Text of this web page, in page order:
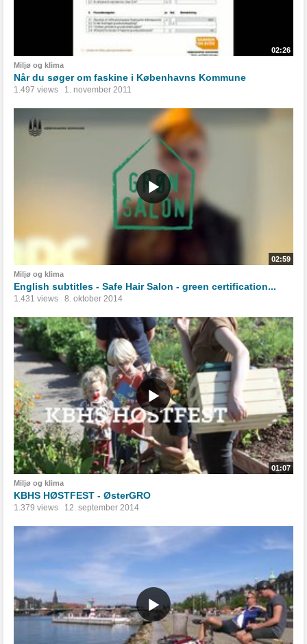
02:26
Miljø og klima
Når du søger om faskine i Københavns Kommune
1.497 views 1. november 2011
02:59
Miljø og klima
English subtitles - Safe Hair Salon - green certification...
1.431 views 8. oktober 2014
01:07
Miljø og klima
KBHS HØSTFEST - ØsterGRO
1.379 views 12. september 2014